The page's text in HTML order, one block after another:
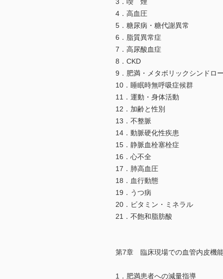
3．喫 煙
4．高血圧
5．糖尿病・糖代謝異常
6．脂質異常症
7．高尿酸血症
8．CKD
9．肥満・メタボリックシンドロ
10．睡眠時無呼吸症候群
11．運動・身体活動
12．加齢と性別
13．不整脈
14．動脈硬化性疾患
15．静脈血栓塞栓症
16．心不全
17．肺高血圧
18．血行動態
19．うつ病
20．ビタミン・ミネラル
21．不飽和脂肪酸
第7章 臨床現場での血管内皮機
1．肥満患者への減量指導